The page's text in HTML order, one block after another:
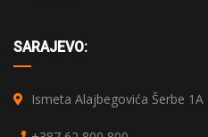
SARAJEVO:
Ismeta Alajbegovića Šerbe 1A